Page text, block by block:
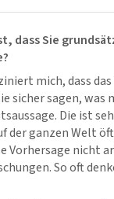
dass Sie
mich, dass
sicher sagen,
Die ist
ganzen Welt
Vorhersage nicht
So oft